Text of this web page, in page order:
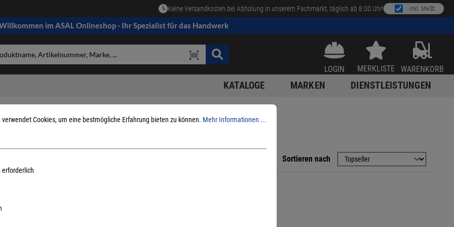
Keine Versandkosten bei Abholung in unserem Fachmarkt, täglich ab 8:00 Uhr! inkl. MwSt.
im ASAL Onlineshop - Ihr Spezialist für das Handwerk
LOGIN MERKLISTE WARENKORB
KATALOGE MARKEN DIENSTLEISTUNGEN
aus Metall
Sortieren nach
verwendet Cookies, um eine bestmögliche Erfahrung bieten zu können. Mehr Informationen ...
erforderlich